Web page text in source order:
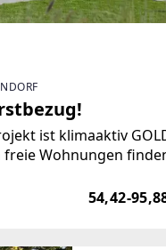
ist klimaaktiv
freie Wohnungen
54,42-